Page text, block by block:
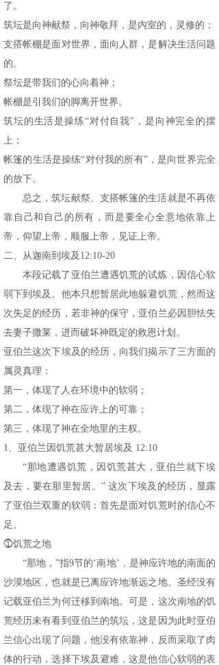
了。
筑坛是向神献祭，向神敬拜，是内室的，灵修的；
支搭帐棚是面对世界，面向人群，是解决生活问题
的。
祭坛是带我们的心向着神；
帐棚是引我们的脚离开世界。
筑坛的生活是操练“对付自我”，是向神完全的摆
上；
帐篷的生活是操练“对付我的所有”，是向世界完全
的放下。
总之，筑坛献祭、支搭帐篷的生活就是不再依
靠自己和自己的所有，而是要全心全意地依靠上
帝，仰望上帝，顺服上帝，见证上帝。
二、从迦南到埃及12:10-20
本段记载了亚伯兰遭遇饥荒的试炼，因信心软
弱下到埃及。他本只想暂居此地躲避饥荒，然而这
次失足的经历，若非神的保守，亚伯兰必因胆怯失
去妻子撒莱，进而破坏神既定的救恩计划。
亚伯兰这次下埃及的经历，向我们揭示了三方面的
属灵真理：
第一，体现了人在环境中的软弱；
第二，体现了神在应许上的可靠；
第三，体现了神在全地里的主权。
1、亚伯兰因饥荒甚大暂居埃及 12:10
“那地遭遇饥荒，因饥荒甚大，亚伯兰就下埃
及去，要在那里暂居。” 这次下埃及的经历，显露
了亚伯兰双重的软弱：首先是面对饥荒时的信心不
足。
⓵饥荒之地
“那地，”指9节的‘南地’，是神应许地的南面的
沙漠地区，也就是已离应许地渐远之地。圣经没有
记载亚伯兰为何迁移到南地。可是，这次南地的饥
荒经历未有看到亚伯兰的筑坛，这是因为此时亚伯
兰信心出现了问题，他没有依靠神，反而采取了肉
体的行动，选择下埃及避难，这是他信心软弱的表